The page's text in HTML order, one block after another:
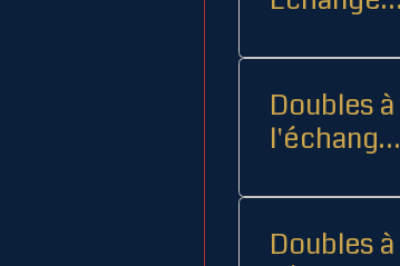
Doubles à
l'échange
Doubles à